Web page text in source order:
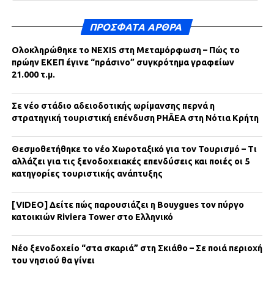
ΠΡΌΣΦΑΤΑ ΆΡΘΡΑ
Ολοκληρώθηκε το NEXIS στη Μεταμόρφωση – Πώς το
πρώην ΕΚΕΠ έγινε “πράσινο” συγκρότημα γραφείων
21.000 τ.μ.
Σε νέο στάδιο αδειοδοτικής ωρίμανσης περνά η
στρατηγική τουριστική επένδυση PHĀEA στη Νότια Κρήτη
Θεσμοθετήθηκε το νέο Χωροταξικό για τον Τουρισμό – Τι
αλλάζει για τις ξενοδοχειακές επενδύσεις και ποιές οι 5
κατηγορίες τουριστικής ανάπτυξης
[VIDEO] Δείτε πώς παρουσιάζει η Bouygues τον πύργο
κατοικιών Riviera Tower στο Ελληνικό
Νέο ξενοδοχείο “στα σκαριά” στη Σκιάθο – Σε ποιά περιοχή
του νησιού θα γίνει